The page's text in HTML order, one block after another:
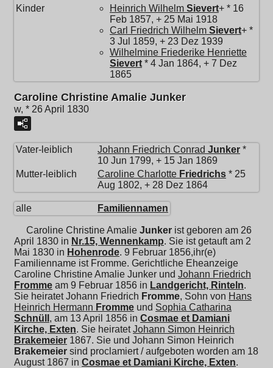
Kinder Heinrich Wilhelm Sievert+ * 16
Feb 1857, + 25 Mai 1918
Carl Friedrich Wilhelm Sievert+ *
3 Jul 1859, + 23 Dez 1939
Wilhelmine Friederike Henriette
Sievert * 4 Jan 1864, + 7 Dez
1865
Caroline Christine Amalie Junker
w, * 26 April 1830
Vater-leiblich Johann Friedrich Conrad Junker *
10 Jun 1799, + 15 Jan 1869
Mutter-leiblich
Caroline Charlotte Friedrichs * 25
Aug 1802, + 28 Dez 1864
alle Familiennamen
Caroline Christine Amalie Junker ist geboren am 26
April 1830 in Nr.15, Wennenkamp. Sie ist getauft am 2
Mai 1830 in Hohenrode. 9 Februar 1856,ihr(e)
Familienname ist Fromme. Gerichtliche Eheanzeige
Caroline Christine Amalie Junker und Johann Friedrich
Fromme am 9 Februar 1856 in Landgericht, Rinteln.
Sie heiratetJohann Friedrich Fromme, Sohn von Hans
Heinrich Hermann Fromme und Sophia Catharina
Schnüll , am 13 April 1856 in Cosmae et Damiani
Kirche, Exten. Sie heiratetJohann Simon Heinrich
Brakemeier 1867. Sie und Johann Simon Heinrich
Brakemeier sind proclamiert / aufgeboten worden am 18
August 1867 in Cosmae et Damiani Kirche, Exten.